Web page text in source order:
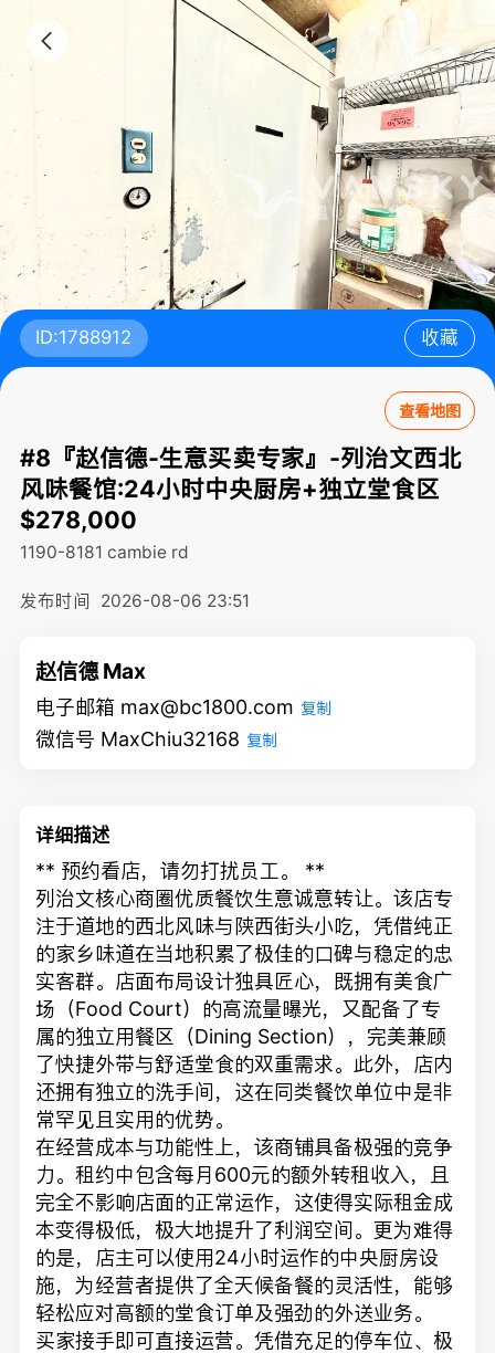
ID:1788912 收藏
查看地图
#8『赵信德-生意买卖专家』-列治文西北
风味餐馆:24小时中央厨房+独立堂食区
$278,000
1190-8181 cambie rd
发布时间 2026-08-06 23:51
赵信德 Max
电子邮箱 max@bc1800.com 复制
微信号 MaxChiu32168 复制
详细描述
** 预约看店，请勿打扰员工。 **
列治文核心商圈优质餐饮生意诚意转让。该店专
注于道地的西北风味与陕西街头小吃，凭借纯正
的家乡味道在当地积累了极佳的口碑与稳定的忠
实客群。店面布局设计独具匠心，既拥有美食广
场（Food Court）的高流量曝光，又配备了专
属的独立用餐区（Dining Section），完美兼顾
了快捷外带与舒适堂食的双重需求。此外，店内
还拥有独立的洗手间，这在同类餐饮单位中是非
常罕见且实用的优势。
在经营成本与功能性上，该商铺具备极强的竞争
力。租约中包含每月600元的额外转租收入，且
完全不影响店面的正常运作，这使得实际租金成
本变得极低，极大地提升了利润空间。更为难得
的是，店主可以使用24小时运作的中央厨房设
施，为经营者提供了全天候备餐的灵活性，能够
轻松应对高额的堂食订单及强劲的外送业务。
买家接手即可直接运营。凭借充足的停车位、极